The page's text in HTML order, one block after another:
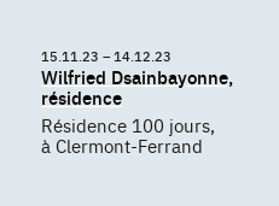
15.11.23 – 14.12.23
Wilfried Dsainbayonne,
résidence
Résidence 100 jours,
à Clermont-Ferrand